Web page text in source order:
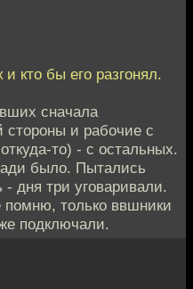
кто бы его разгонял.
сначала
стороны и рабочие с
то) - с остальных.
было. Пытались
дня три уговаривали.
помню, только ввшники
подключали.